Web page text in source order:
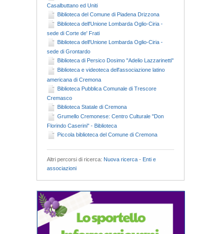
Casalbuttano ed Uniti
Biblioteca del Comune di Piadena Drizzona
Biblioteca dell'Unione Lombarda Oglio-Ciria -
sede di Corte de' Frati
Biblioteca dell'Unione Lombarda Oglio-Ciria -
sede di Grontardo
Biblioteca di Persico Dosimo "Adelio Lazzarinetti"
Biblioteca e videoteca dell'associazione latino
americana di Cremona
Biblioteca Pubblica Comunale di Trescore
Cremasco
Biblioteca Statale di Cremona
Grumello Cremonese: Centro Culturale "Don
Florindo Caserini" - Biblioteca
Piccola biblioteca del Comune di Cremona
Altri percorsi di ricerca: Nuova ricerca - Enti e
associazioni